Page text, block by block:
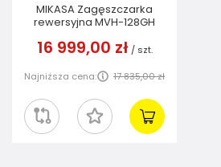
MIKASA Zagęszczarka
rewersyjna MVH-128GH
16 999,00 zł / szt.
Najniższa cena: 17 835,00 zł